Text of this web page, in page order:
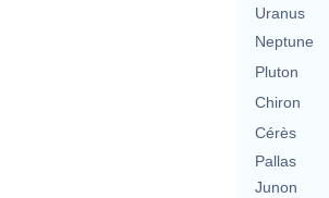
Uranus
Neptune
Pluton
Chiron
Cérès
Pallas
Junon